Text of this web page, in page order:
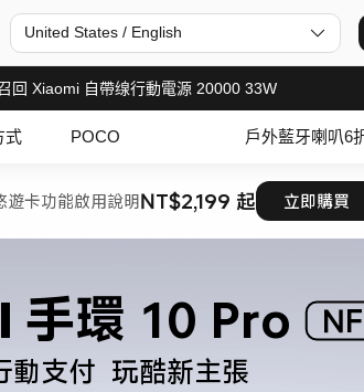
United States / English
回 Xiaomi 自帶缐行動電源 20000 33W
式 POCO 戶外藍牙喇叭6
遊卡功能啟用說明NT$2,199 起 立即購買
環 10 Pro
動支付  玩酷新主張